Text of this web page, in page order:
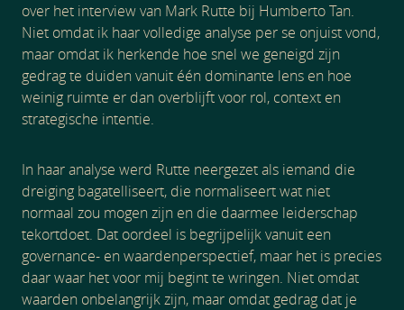
over het interview van Mark Rutte bij Humberto Tan.
Niet omdat ik haar volledige analyse per se onjuist vond,
maar omdat ik herkende hoe snel we geneigd zijn
gedrag te duiden vanuit één dominante lens en hoe
weinig ruimte er dan overblijft voor rol, context en
strategische intentie.
In haar analyse werd Rutte neergezet als iemand die
dreiging bagatelliseert, die normaliseert wat niet
normaal zou mogen zijn en die daarmee leiderschap
tekortdoet. Dat oordeel is begrijpelijk vanuit een
governance- en waardenperspectief, maar het is precies
daar waar het voor mij begint te wringen. Niet omdat
waarden onbelangrijk zijn, maar omdat gedrag dat je